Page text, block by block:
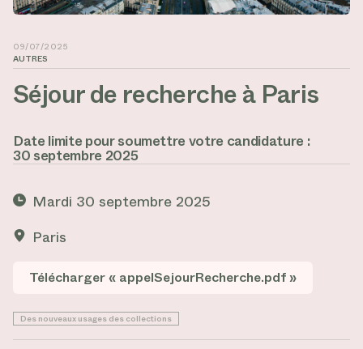
09/07/2025
AUTRES
Séjour de recherche à Paris
Date limite pour soumettre votre candidature :
30 septembre 2025
Mardi 30 septembre 2025
Paris
Télécharger « appelSejourRecherche.pdf »
Des nouveaux usages des collections